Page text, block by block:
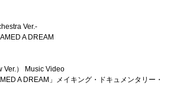
Ver.-
A DREAM
Ver.） Music Video
A DREAM」メイキング・ドキュメンタリー・